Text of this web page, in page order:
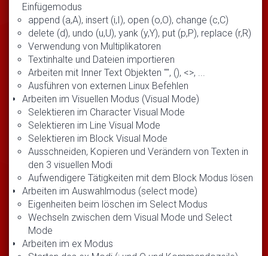
Einfügemodus
append (a,A), insert (i,I), open (o,O), change (c,C)
delete (d), undo (u,U), yank (y,Y), put (p,P), replace (r,R)
Verwendung von Multiplikatoren
Textinhalte und Dateien importieren
Arbeiten mit Inner Text Objekten "", (), <>, ...
Ausführen von externen Linux Befehlen
Arbeiten im Visuellen Modus (Visual Mode)
Selektieren im Character Visual Mode
Selektieren im Line Visual Mode
Selektieren im Block Visual Mode
Ausschneiden, Kopieren und Verändern von Texten in
den 3 visuellen Modi
Aufwendigere Tätigkeiten mit dem Block Modus lösen
Arbeiten im Auswahlmodus (select mode)
Eigenheiten beim löschen im Select Modus
Wechseln zwischen dem Visual Mode und Select
Mode
Arbeiten im ex Modus